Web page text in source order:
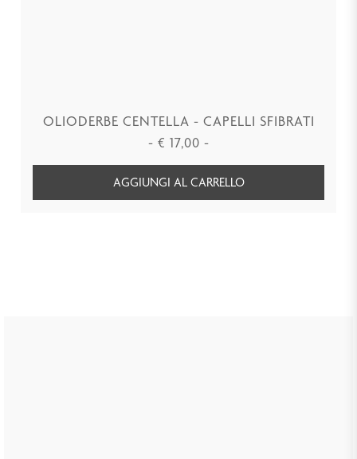
OLIODERBE CENTELLA - CAPELLI SFIBRATI
- € 17,00 -
AGGIUNGI AL CARRELLO